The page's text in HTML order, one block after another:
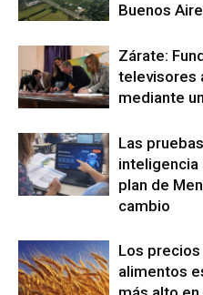
Buenos
Zárate:
televisores
mediante
Las
plan de
cambio
Los
alimentos